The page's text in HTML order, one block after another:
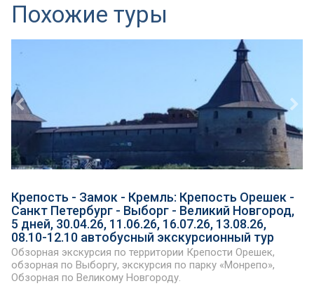
Похожие туры
Крепость - Замок - Кремль: Крепость Орешек -
Санкт Петербург - Выборг - Великий Новгород,
5 дней, 30.04.26, 11.06.26, 16.07.26, 13.08.26,
08.10-12.10 автобусный экскурсионный тур
Обзорная экскурсия по территории Крепости Орешек,
обзорная по Выборгу, экскурсия по парку «Монрепо»,
Обзорная по Великому Новгороду.